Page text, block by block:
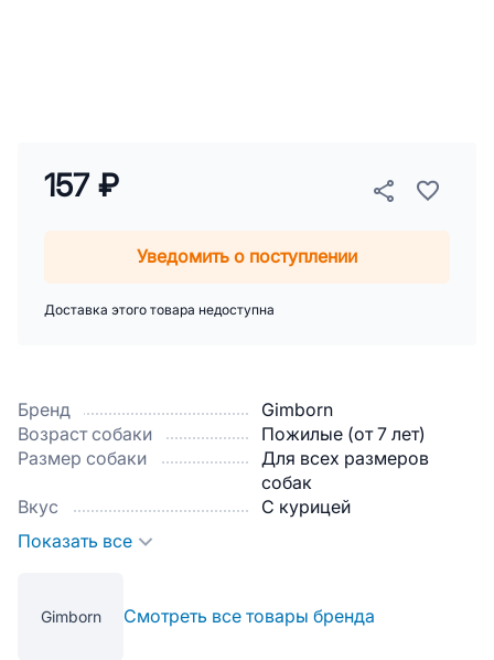
Бренд
Gimborn
Возраст собаки
Пожилые (от 7 лет)
Размер собаки
Для всех размеров
собак
Вкус
С курицей
Показать все
Gimborn Смотреть все товары бренда
157 ₽
Уведомить о поступлении
Доставка этого товара недоступна